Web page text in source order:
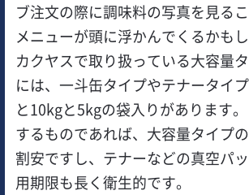
ブ注文の際に調味料の写真を見る
メニューが頭に浮かんでくるかもし
カクヤスで取り扱っている大容量
には、一斗缶タイプやテナータイ
と10kgと5kgの袋入りがあります
するものであれば、大容量タイプ
割安ですし、テナーなどの真空パ
用期限も長く衛生的です。